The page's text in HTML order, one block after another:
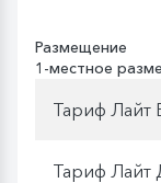
Размещение
1-местное
Тариф Лайт
Тариф Лайт